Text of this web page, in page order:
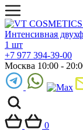
+7 977 394-39-00
Москва 10:00 -
0